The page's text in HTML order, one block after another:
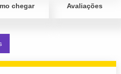
chegar Avaliações